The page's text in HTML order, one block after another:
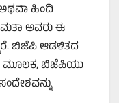
ಅಥವಾ ಹಿಂದಿ
ಅವರು ಈ
ಬಿಜೆಪಿ ಆಡಳಿತದ
ಮೂಲಕ, ಬಿಜೆಪಿಯು